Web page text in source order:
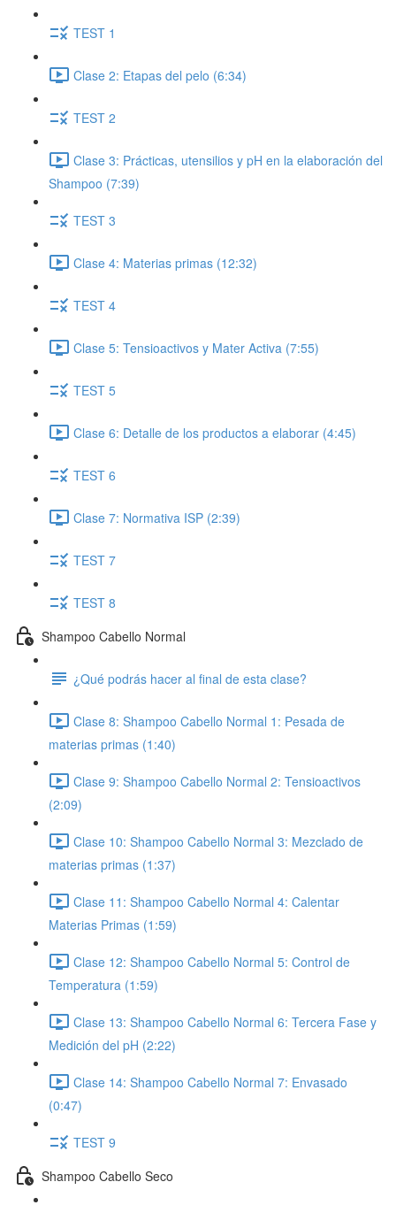
TEST 1
Clase 2: Etapas del pelo (6:34)
TEST 2
Clase 3: Prácticas, utensilios y pH en la elaboración del
Shampoo (7:39)
TEST 3
Clase 4: Materias primas (12:32)
TEST 4
Clase 5: Tensioactivos y Mater Activa (7:55)
TEST 5
Clase 6: Detalle de los productos a elaborar (4:45)
TEST 6
Clase 7: Normativa ISP (2:39)
TEST 7
TEST 8
Shampoo Cabello Normal
¿Qué podrás hacer al final de esta clase?
Clase 8: Shampoo Cabello Normal 1: Pesada de
materias primas (1:40)
Clase 9: Shampoo Cabello Normal 2: Tensioactivos
(2:09)
Clase 10: Shampoo Cabello Normal 3: Mezclado de
materias primas (1:37)
Clase 11: Shampoo Cabello Normal 4: Calentar
Materias Primas (1:59)
Clase 12: Shampoo Cabello Normal 5: Control de
Temperatura (1:59)
Clase 13: Shampoo Cabello Normal 6: Tercera Fase y
Medición del pH (2:22)
Clase 14: Shampoo Cabello Normal 7: Envasado
(0:47)
TEST 9
Shampoo Cabello Seco